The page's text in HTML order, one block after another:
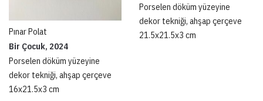
Pınar Polat
Bir Çocuk, 2024
Porselen döküm yüzeyine
dekor tekniği, ahşap çerçeve
16x21.5x3 cm
Porselen döküm yüzeyine
dekor tekniği, ahşap çerçeve
21.5x21.5x3 cm